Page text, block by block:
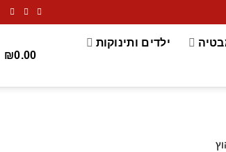
ילדים ותינוקות
₪0.00